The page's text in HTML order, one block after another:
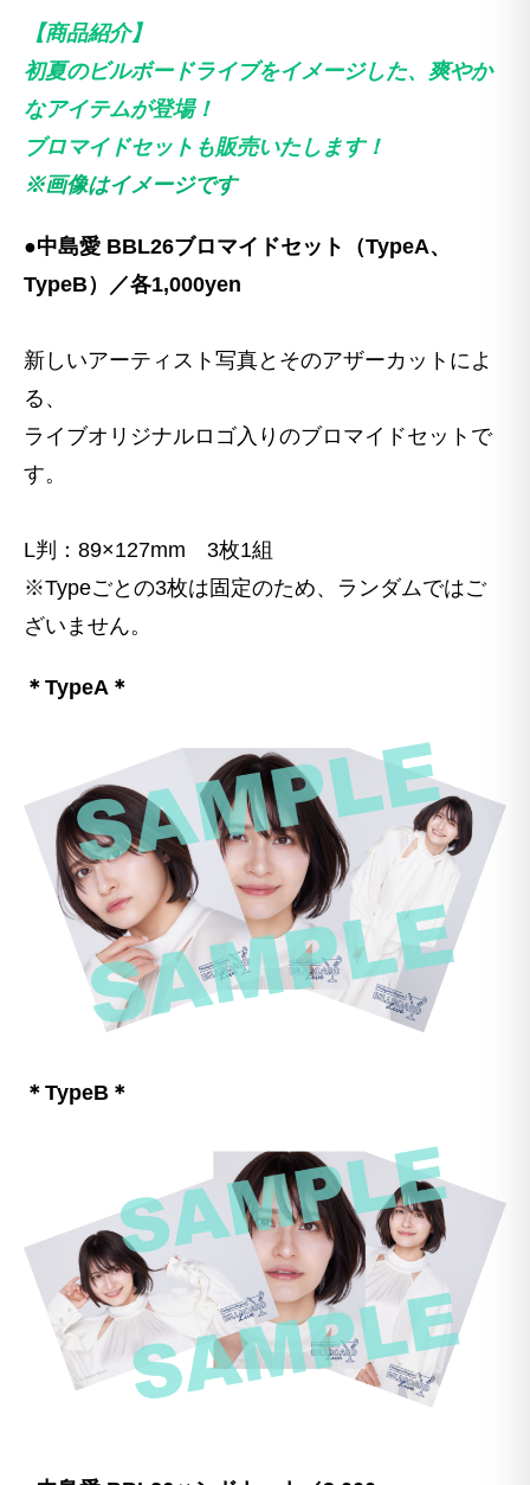
【商品紹介】
初夏のビルボードライブをイメージした、爽やか
なアイテムが登場！
ブロマイドセットも販売いたします！
※画像はイメージです
●中島愛 BBL26ブロマイドセット（TypeA、
TypeB）／各1,000yen
新しいアーティスト写真とそのアザーカットによ
る、
ライブオリジナルロゴ入りのブロマイドセットで
す。
L判：89×127mm 3枚1組
※Typeごとの3枚は固定のため、ランダムではご
ざいません。
＊TypeA＊
＊TypeB＊